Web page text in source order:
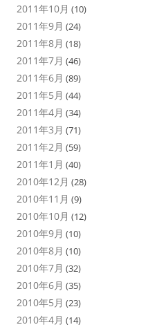
2011年10月 (10)
2011年9月 (24)
2011年8月 (18)
2011年7月 (46)
2011年6月 (89)
2011年5月 (44)
2011年4月 (34)
2011年3月 (71)
2011年2月 (59)
2011年1月 (40)
2010年12月 (28)
2010年11月 (9)
2010年10月 (12)
2010年9月 (10)
2010年8月 (10)
2010年7月 (32)
2010年6月 (35)
2010年5月 (23)
2010年4月 (14)